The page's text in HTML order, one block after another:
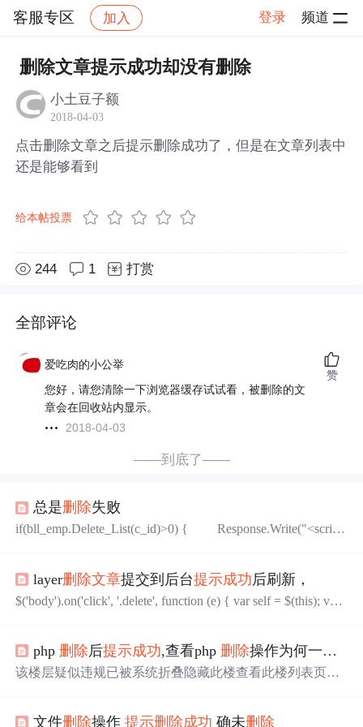
客服专区 加入 登录 频道
社区 客服专区 帖子详情
删除文章提示成功却没有删除
小土豆子额
2018-04-03
点击删除文章之后提示删除成功了，但是在文章列表中
还是能够看到
给本帖投票
244 1 打赏
全部评论
爱吃肉的小公举
您好，请您清除一下浏览器缓存试试看，被删除的文
章会在回收站内显示。
2018-04-03
赞
——到底了——
总是删除失败
if(bll_emp.Delete_List(c_id)>0) { Response.Write("<script
layer删除文章提交到后台提示成功后刷新，
$('body').on('click', '.delete', function (e) { var self = $(this); var f
php删除后提示成功,查看php删除操作为何一直
该楼层疑似违规已被系统折叠隐藏此楼查看此楼列表页编
cle",$conn);$arr = mysql_query("select * from art_info" );while
文件删除操作提示删除成功 确未删除